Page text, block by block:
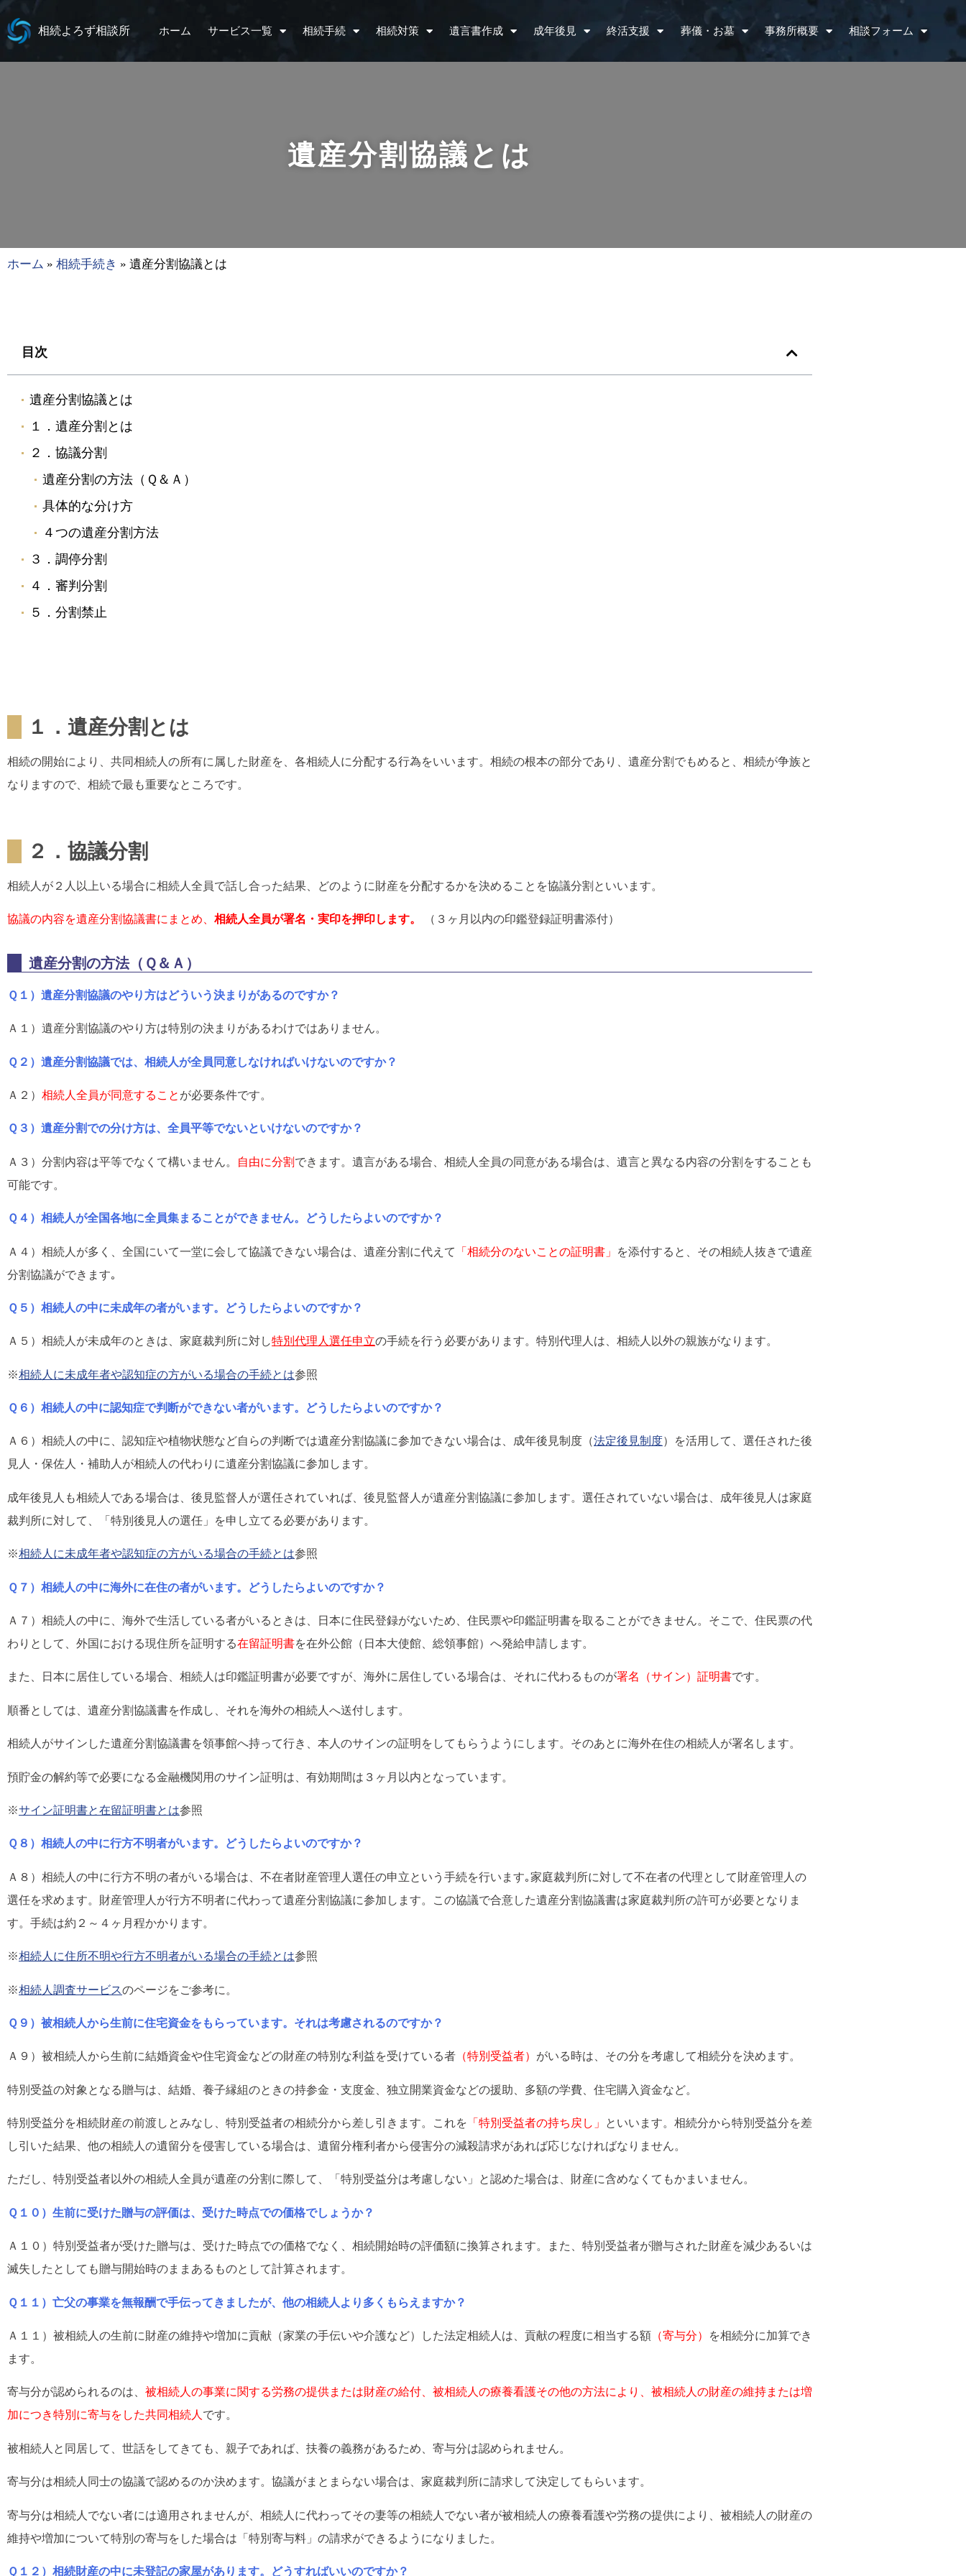
相続よろず相談所 ホーム サービス一覧 相続手続 相続対策 遺言書作成 成年後見 終活支援 葬儀・お墓 事務所概要 相談フォーム
遺産分割協議とは
ホーム » 相続手続き » 遺産分割協議とは
目次
遺産分割協議とは
１．遺産分割とは
２．協議分割
遺産分割の方法（Ｑ＆Ａ）
具体的な分け方
４つの遺産分割方法
３．調停分割
４．審判分割
５．分割禁止
１．遺産分割とは
相続の開始により、共同相続人の所有に属した財産を、各相続人に分配する行為をいいます。相続の根本の部分であり、遺産分割でもめると、相続が争族と
なりますので、相続で最も重要なところです。
２．協議分割
相続人が２人以上いる場合に相続人全員で話し合った結果、どのように財産を分配するかを決めることを協議分割といいます。
協議の内容を遺産分割協議書にまとめ、 相続人全員が署名・実印を押印します。 （３ヶ月以内の印鑑登録証明書添付）
遺産分割の方法（Ｑ＆Ａ）
Ｑ１）遺産分割協議のやり方はどういう決まりがあるのですか？
Ａ１）遺産分割協議のやり方は特別の決まりがあるわけではありません。
Ｑ２）遺産分割協議では、相続人が全員同意しなければいけないのですか？
Ａ２） 相続人全員が同意すること が必要条件です。
Ｑ３）遺産分割での分け方は、全員平等でないといけないのですか？
Ａ３）分割内容は平等でなくて構いません。 自由に分割 できます。遺言がある場合、相続人全員の同意がある場合は、遺言と異なる内容の分割をすることも
可能です。
Ｑ４）相続人が全国各地に全員集まることができません。どうしたらよいのですか？
Ａ４）相続人が多く、全国にいて一堂に会して協議できない場合は、遺産分割に代えて 「相続分のないことの証明書」
を添付すると、その相続人抜きで遺産
分割協議ができます｡
Ｑ５）相続人の中に未成年の者がいます。どうしたらよいのですか？
Ａ５）相続人が未成年のときは、家庭裁判所に対し特別代理人選任申立の手続を行う必要があります。特別代理人は、相続人以外の親族がなります。
※相続人に未成年者や認知症の方がいる場合の手続とは参照
Ｑ６）相続人の中に認知症で判断ができない者がいます。どうしたらよいのですか？
Ａ６）相続人の中に、認知症や植物状態など自らの判断では遺産分割協議に参加できない場合は、成年後見制度（法定後見制度）を活用して、選任された後
見人・保佐人・補助人が相続人の代わりに遺産分割協議に参加します。
成年後見人も相続人である場合は、後見監督人が選任されていれば、後見監督人が遺産分割協議に参加します。選任されていない場合は、成年後見人は家庭
裁判所に対して、「特別後見人の選任」を申し立てる必要があります。
※相続人に未成年者や認知症の方がいる場合の手続とは参照
Ｑ７）相続人の中に海外に在住の者がいます。どうしたらよいのですか？
Ａ７）相続人の中に、海外で生活している者がいるときは、日本に住民登録がないため、住民票や印鑑証明書を取ることができません。そこで、住民票の代
わりとして、外国における現住所を証明する在留証明書を在外公館（日本大使館、総領事館）へ発給申請します。
また、日本に居住している場合、相続人は印鑑証明書が必要ですが、海外に居住している場合は、それに代わるものが署名（サイン）証明書です。
順番としては、遺産分割協議書を作成し、それを海外の相続人へ送付します。
相続人がサインした遺産分割協議書を領事館へ持って行き、本人のサインの証明をしてもらうようにします。そのあとに海外在住の相続人が署名します。
預貯金の解約等で必要になる金融機関用のサイン証明は、有効期間は３ヶ月以内となっています。
※サイン証明書と在留証明書とは参照
Ｑ８）相続人の中に行方不明者がいます。どうしたらよいのですか？
Ａ８）相続人の中に行方不明の者がいる場合は、不在者財産管理人選任の申立という手続を行います｡家庭裁判所に対して不在者の代理として財産管理人の
選任を求めます。財産管理人が行方不明者に代わって遺産分割協議に参加します。この協議で合意した遺産分割協議書は家庭裁判所の許可が必要となりま
す。手続は約２～４ヶ月程かかります。
※相続人に住所不明や行方不明者がいる場合の手続とは参照
※相続人調査サービスのページをご参考に。
Ｑ９）被相続人から生前に住宅資金をもらっています。それは考慮されるのですか？
Ａ９）被相続人から生前に結婚資金や住宅資金などの財産の特別な利益を受けている者 （特別受益者） がいる時は、その分を考慮して相続分を決めます。
特別受益の対象となる贈与は、結婚、養子縁組のときの持参金・支度金、独立開業資金などの援助、多額の学費、住宅購入資金など。
特別受益分を相続財産の前渡しとみなし、特別受益者の相続分から差し引きます。これを 「特別受益者の持ち戻し」
といいます。相続分から特別受益分を差
し引いた結果、他の相続人の遺留分を侵害している場合は、遺留分権利者から侵害分の減殺請求があれば応じなければなりません。
ただし、特別受益者以外の相続人全員が遺産の分割に際して、「特別受益分は考慮しない」と認めた場合は、財産に含めなくてもかまいません。
Ｑ１０）生前に受けた贈与の評価は、受けた時点での価格でしょうか？
Ａ１０）特別受益者が受けた贈与は、受けた時点での価格でなく、相続開始時の評価額に換算されます。また、特別受益者が贈与された財産を減少あるいは
滅失したとしても贈与開始時のままあるものとして計算されます。
Ｑ１１）亡父の事業を無報酬で手伝ってきましたが、他の相続人より多くもらえますか？
Ａ１１）被相続人の生前に財産の維持や増加に貢献（家業の手伝いや介護など）した法定相続人は、貢献の程度に相当する額 （寄与分）
を相続分に加算でき
ます。
寄与分が認められるのは、 被相続人の事業に関する労務の提供または財産の給付、 被相続人の療養看護その他の方法により、被相続人の財産の維持または増
加につき特別に寄与をした共同相続人です。
被相続人と同居して、世話をしてきても、親子であれば、扶養の義務があるため、寄与分は認められません。
寄与分は相続人同士の協議で認めるのか決めます。協議がまとまらない場合は、家庭裁判所に請求して決定してもらいます。
寄与分は相続人でない者には適用されませんが、相続人に代わってその妻等の相続人でない者が被相続人の療養看護や労務の提供により、被相続人の財産の
維持や増加について特別の寄与をした場合は「特別寄与料」の請求ができるようになりました。
Ｑ１２）相続財産の中に未登記の家屋があります。どうすればいいのですか？